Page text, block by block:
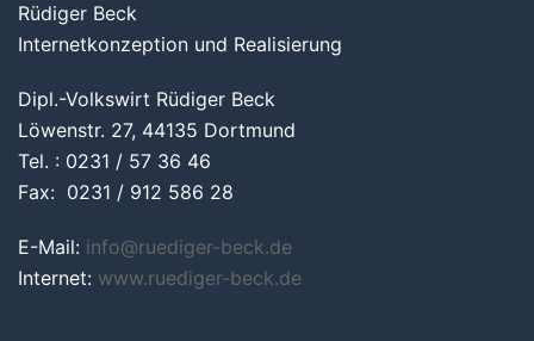
Rüdiger Beck
Internetkonzeption und Realisierung
Dipl.-Volkswirt Rüdiger Beck
Löwenstr. 27, 44135 Dortmund
Tel. : 0231 / 57 36 46
Fax: 0231 / 912 586 28
E-Mail: info@ruediger-beck.de
Internet: www.ruediger-beck.de